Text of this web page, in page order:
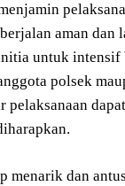
aman dan
untuk
polsek
pelaksanaan
menarik dan